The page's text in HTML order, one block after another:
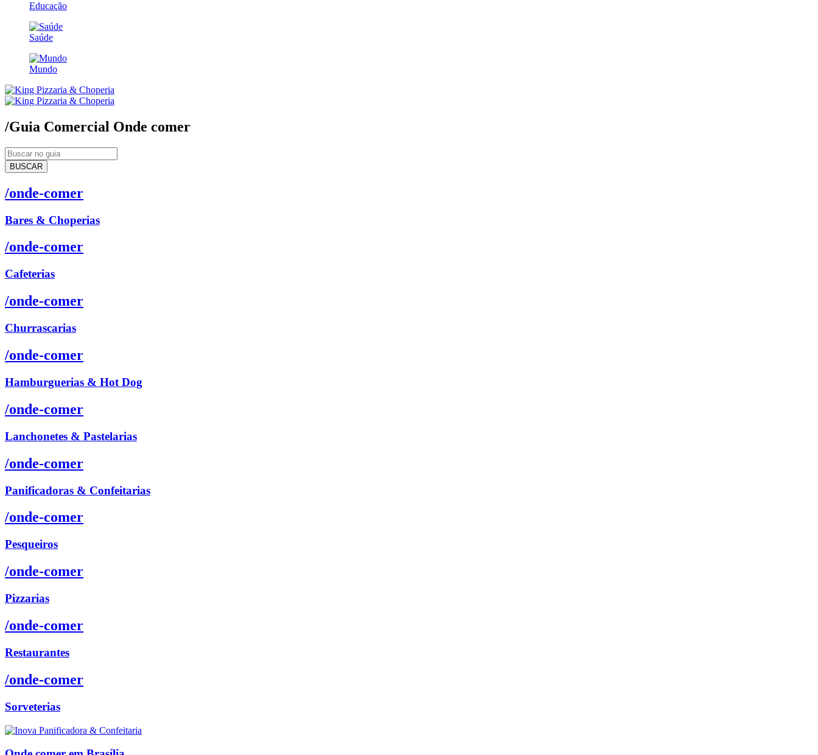
Educação
Saúde
Mundo
/Guia Comercial Onde comer
BUSCAR
/onde-comer
Bares & Choperias
/onde-comer
Cafeterias
/onde-comer
Churrascarias
/onde-comer
Hamburguerias & Hot Dog
/onde-comer
Lanchonetes & Pastelarias
/onde-comer
Panificadoras & Confeitarias
/onde-comer
Pesqueiros
/onde-comer
Pizzarias
/onde-comer
Restaurantes
/onde-comer
Sorveterias